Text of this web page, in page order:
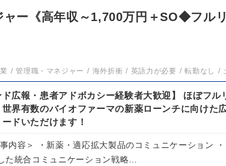
ャー《高年収～1,700万円＋SO◆フル
管理職・マネジャー 海外折衝 英語力が必要 転勤なし
ド広報・患者アドボカシー経験者大歓迎】 ほぼフ
界有数のバイオファーマの新薬ローンチに向けた
ドいただけます！
内容＞ ・新薬・適応拡大製品のコミュニケーション
た統合コミュニケーション戦略…